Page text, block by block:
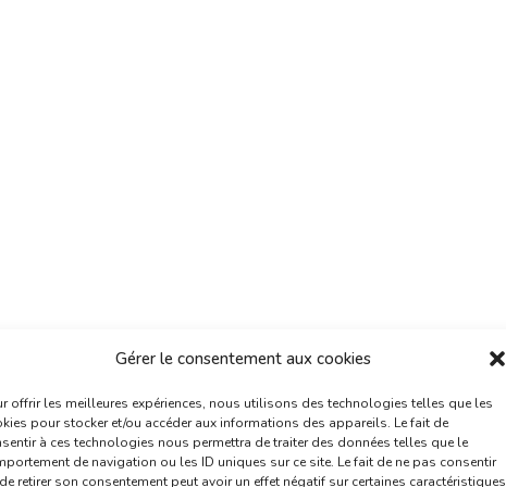
Gérer le consentement aux cookies
offrir les meilleures expériences, nous utilisons des technologies telles que les
pour stocker et/ou accéder aux informations des appareils. Le fait de
à ces technologies nous permettra de traiter des données telles que le
de navigation ou les ID uniques sur ce site. Le fait de ne pas consentir
retirer son consentement peut avoir un effet négatif sur certaines caractéristiques